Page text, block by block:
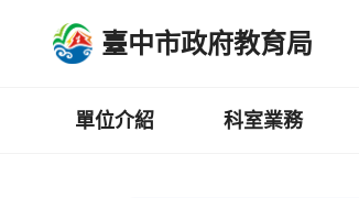
臺中市政府教育局
單位介紹 科室業務